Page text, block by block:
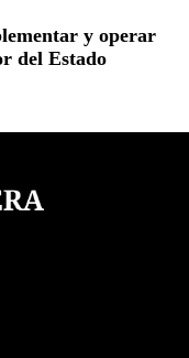
y operar
del Estado